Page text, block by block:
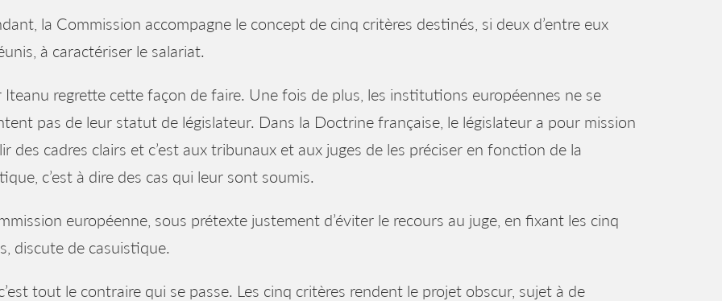
la Commission accompagne le concept de cinq critères destinés, si deux d’entre eux
à caractériser le salariat.
Iteanu regrette cette façon de faire. Une fois de plus, les institutions européennes ne se
pas de leur statut de législateur. Dans la Doctrine française, le législateur a pour mission
des cadres clairs et c’est aux tribunaux et aux juges de les préciser en fonction de la
c’est à dire des cas qui leur sont soumis.
européenne, sous prétexte justement d’éviter le recours au juge, en fixant les cinq
discute de casuistique.
tout le contraire qui se passe. Les cinq critères rendent le projet obscur, sujet à de